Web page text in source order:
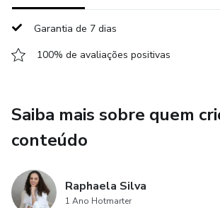
Garantia de 7 dias
100% de avaliações positivas
Saiba mais sobre quem
conteúdo
Raphaela Silva
1 Ano Hotmarter